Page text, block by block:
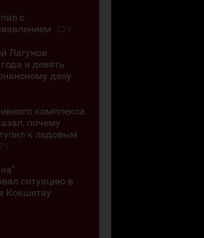
с
1
Лагунов
и девять
делу
комплекса
почему
к ледовым
1
ситуацию в
Кокшетау